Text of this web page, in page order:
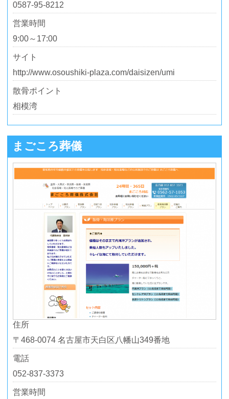
0587-95-8212
営業時間
9:00～17:00
サイト
http://www.osoushiki-plaza.com/daisizen/umi
散骨ポイント
相模湾
まごころ葬儀
住所
〒468-0074 名古屋市天白区八幡山349番地
電話
052-837-3373
営業時間